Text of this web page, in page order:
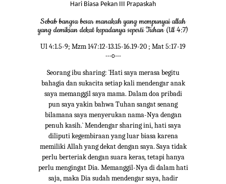
Hari Biasa Pekan III Prapaskah
Sebab bangsa besar manakah yang mempunyai allah
yang demikian dekat kepadanya seperti Tuhan (Ul 4:7)
Ul 4:1.5-9; Mzm 147:12-13.15-16.19-20 ; Mat 5:17-19
---o---
Seorang ibu sharing: `Hati saya merasa begitu
bahagia dan sukacita setiap kali mendengar anak
saya memanggil saya mama. Dalam doa pribadi
pun saya yakin bahwa Tuhan sangat senang
bilamana saya menyerukan nama-Nya dengan
penuh kasih.` Mendengar sharing ini, hati saya
diliputi kegembiraan yang luar biasa karena
memiliki Allah yang dekat dengan saya. Saya tidak
perlu berteriak dengan suara keras, tetapi hanya
perlu mengingat Dia. Memanggil-Nya di dalam hati
saja, maka Dia sudah mendengar saya, hadir